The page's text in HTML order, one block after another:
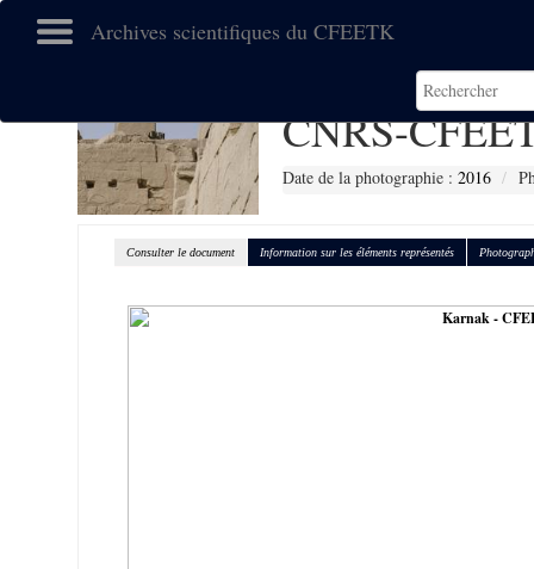
Archives scientifiques du CFEETK
CNRS-
Date de la photographie : 2016
Consulter le document Information sur les éléments représentés